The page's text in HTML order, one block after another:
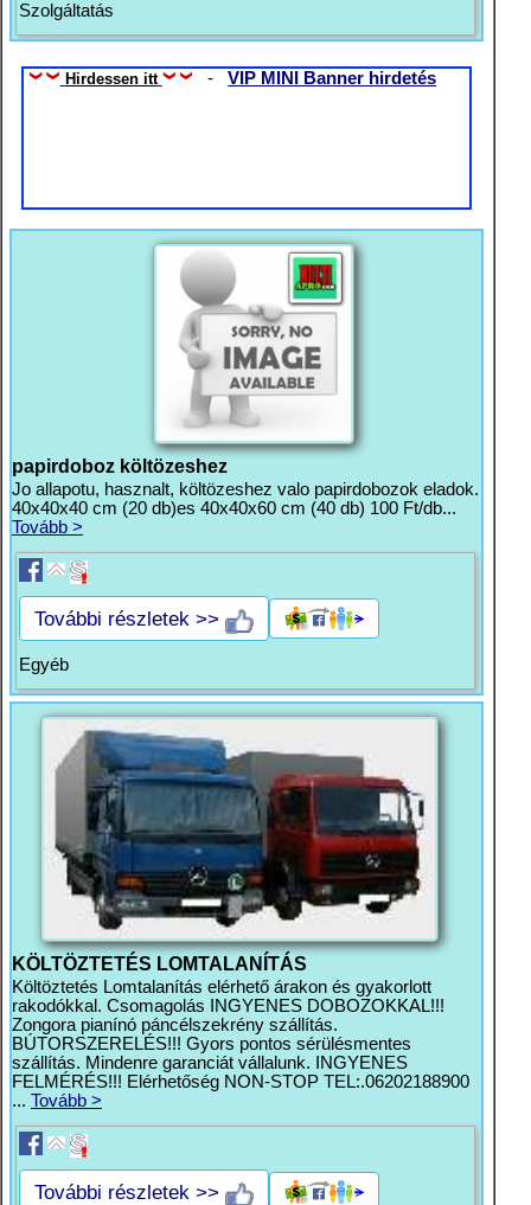
Szolgáltatás
Hirdessen itt -VIP MINI Banner hirdetés
papirdoboz költözeshez
Jo allapotu, hasznalt, költözeshez valo papirdobozok eladok.
40x40x40 cm (20 db)es 40x40x60 cm (40 db) 100 Ft/db...
Tovább >
További részletek >>
Egyéb
KÖLTÖZTETÉS LOMTALANÍTÁS
Költöztetés Lomtalanítás elérhető árakon és gyakorlott
rakodókkal. Csomagolás INGYENES DOBOZOKKAL!!!
Zongora pianínó páncélszekrény szállítás.
BÚTORSZERELÉS!!! Gyors pontos sérülésmentes
szállítás. Mindenre garanciát vállalunk. INGYENES
FELMÉRÉS!!! Elérhetőség NON-STOP TEL:.06202188900
... Tovább >
További részletek >>